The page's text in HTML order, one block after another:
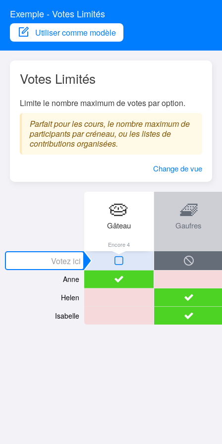
Exemple - Votes Limités
Utiliser comme modèle
Votes Limités
Limite le nombre maximum de votes par option.
Parfait pour les cours, le nombre maximum de
participants par créneau, ou les listes de
contributions organisées.
Change de vue
🥧
Gâteau
Encore 4
🧇
Gaufres
Anne
Helen
Isabelle